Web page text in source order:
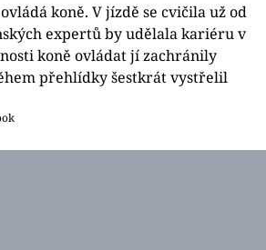
koně. V jízdě se cvičila už od
expertů by udělala kariéru v
koně ovládat jí zachránily
přehlídky šestkrát vystřelil